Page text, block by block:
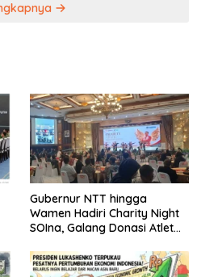
Gubernur NTT hingga
Wamen Hadiri Charity Night
SOIna, Galang Donasi Atlet